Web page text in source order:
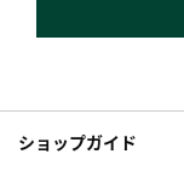
ショップガイド